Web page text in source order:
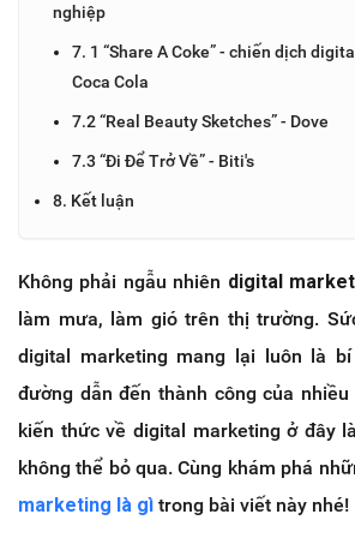
nghiệp
7. 1 “Share A Coke” - chiến dịch
Coca Cola
7.2 “Real Beauty Sketches” - Dove
7.3 “Đi Để Trở Về” - Biti's
8. Kết luận
Không phải ngẫu nhiên digital
làm mưa, làm gió trên thị trường.
digital marketing mang lại luôn là
đường dẫn đến thành công của nhiều
kiến thức về digital marketing ở đây
không thể bỏ qua. Cùng khám phá
marketing là gì trong bài viết này nhé!